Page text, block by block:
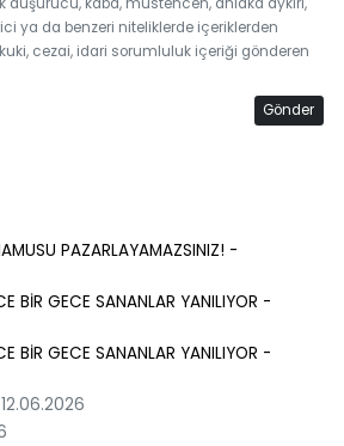
ya da benzeri niteliklerde içeriklerden
cezai, idari sorumluluk içeriği gönderen
Gönder
PAZARLAYAMAZSINIZ! -
BİR GECE SANANLAR YANILIYOR -
BİR GECE SANANLAR YANILIYOR -
12.06.2026